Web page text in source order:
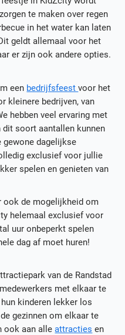
te maken over regen
in het water kan laten
geldt allemaal voor het
er zijn ook andere opties.
een bedrijfsfeestvoor het
kleinere bedrijven, van
hebben veel ervaring met
soort aantallen kunnen
gewone dagelijkse
exclusief voor jullie
spelen en genieten van
ook de mogelijkheid om
helemaal exclusief voor
uur onbeperkt spelen
dag af moet huren!
van de Randstad
met elkaar te
kinderen lekker los
gezinnen om elkaar te
ook aan alleattracties en